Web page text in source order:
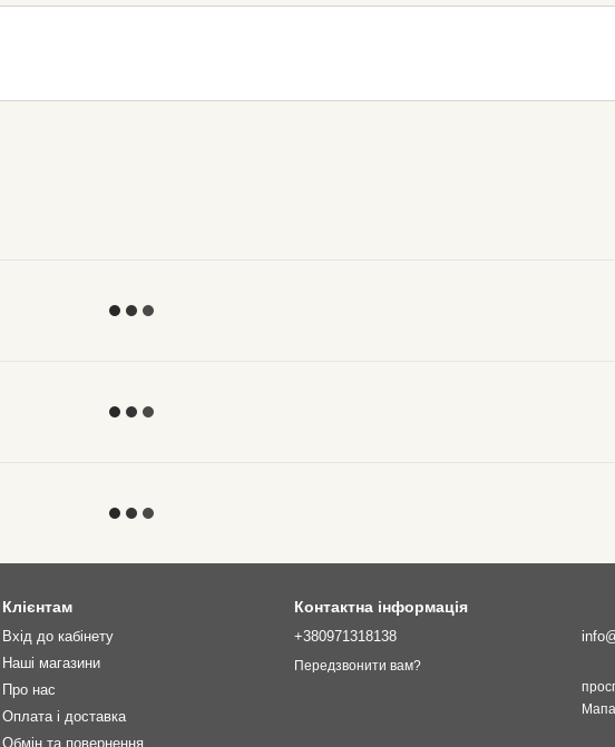
Клієнтам
Вхід до кабінету
Наші магазини
Про нас
Оплата і доставка
Обмін та повернення
Контактна інформація
+380971318138
Передзвонити вам?